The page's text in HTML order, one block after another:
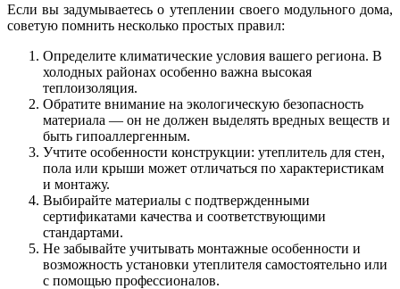
Если вы задумываетесь о утеплении своего модульного дома,
советую помнить несколько простых правил:
Определите климатические условия вашего региона. В
холодных районах особенно важна высокая
теплоизоляция.
Обратите внимание на экологическую безопасность
материала — он не должен выделять вредных веществ и
быть гипоаллергенным.
Учтите особенности конструкции: утеплитель для стен,
пола или крыши может отличаться по характеристикам
и монтажу.
Выбирайте материалы с подтвержденными
сертификатами качества и соответствующими
стандартами.
Не забывайте учитывать монтажные особенности и
возможность установки утеплителя самостоятельно или
с помощью профессионалов.